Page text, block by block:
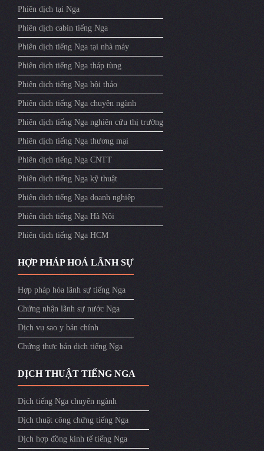
Phiên dịch tại Nga
Phiên dịch cabin tiếng Nga
Phiên dịch tiếng Nga tại nhà máy
Phiên dịch tiếng Nga tháp tùng
Phiên dịch tiếng Nga hội thảo
Phiên dịch tiếng Nga chuyên ngành
Phiên dịch tiếng Nga nghiên cứu thị trường
Phiên dịch tiếng Nga thương mại
Phiên dịch tiếng Nga CNTT
Phiên dịch tiếng Nga kỹ thuật
Phiên dịch tiếng Nga doanh nghiệp
Phiên dịch tiếng Nga Hà Nội
Phiên dịch tiếng Nga HCM
HỢP PHÁP HOÁ LÃNH SỰ
Hợp pháp hóa lãnh sự tiếng Nga
Chứng nhận lãnh sự nước Nga
Dịch vụ sao y bản chính
Chứng thực bản dịch tiếng Nga
DỊCH THUẬT TIẾNG NGA
Dịch tiếng Nga chuyên ngành
Dịch thuật công chứng tiếng Nga
Dịch hợp đồng kinh tế tiếng Nga